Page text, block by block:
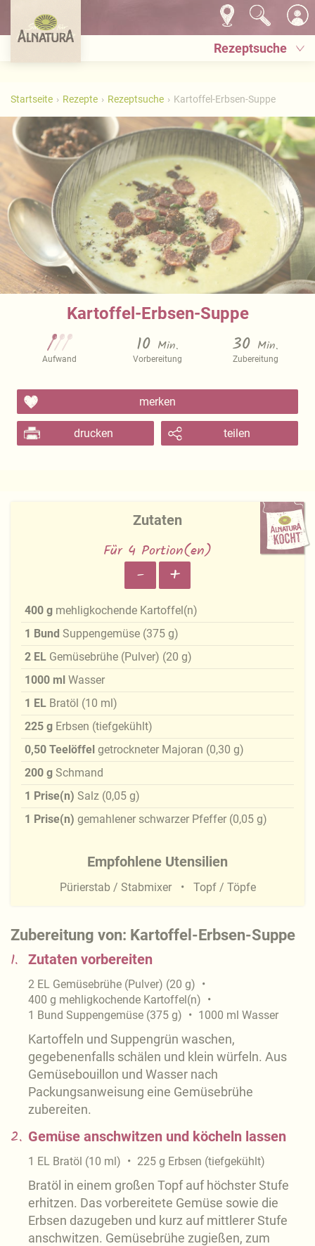
Rezeptsuche
Startseite Rezepte Rezeptsuche Kartoffel-Erbsen-Suppe
Kartoffel-Erbsen-Suppe
Aufwand
10 Min.
Vorbereitung
30 Min.
Zubereitung
merken
drucken teilen
Zubereitung von: Kartoffel-Erbsen-Suppe
1. Zutaten vorbereiten
2 EL Gemüsebrühe (Pulver) (20 g)
400 g mehligkochende Kartoffel(n)
1 Bund Suppengemüse (375 g) 1000 ml Wasser
Kartoffeln und Suppengrün waschen,
gegebenenfalls schälen und klein würfeln. Aus
Gemüsebouillon und Wasser nach
Packungsanweisung eine Gemüsebrühe
zubereiten.
2. Gemüse anschwitzen und köcheln lassen
1 EL Bratöl (10 ml) 225 g Erbsen (tiefgekühlt)
Bratöl in einem großen Topf auf höchster Stufe
erhitzen. Das vorbereitete Gemüse sowie die
Erbsen dazugeben und kurz auf mittlerer Stufe
anschwitzen. Gemüsebrühe zugießen, zum
Zutaten
Für 4 Portion(en)
- +
400 g mehligkochende Kartoffel(n)
1 Bund Suppengemüse (375 g)
2 EL Gemüsebrühe (Pulver) (20 g)
1000 ml Wasser
1 EL Bratöl (10 ml)
225 g Erbsen (tiefgekühlt)
0,50 Teelöffel getrockneter Majoran (0,30 g)
200 g Schmand
1 Prise(n) Salz (0,05 g)
1 Prise(n) gemahlener schwarzer Pfeffer (0,05 g)
Empfohlene Utensilien
Pürierstab / Stabmixer Topf / Töpfe